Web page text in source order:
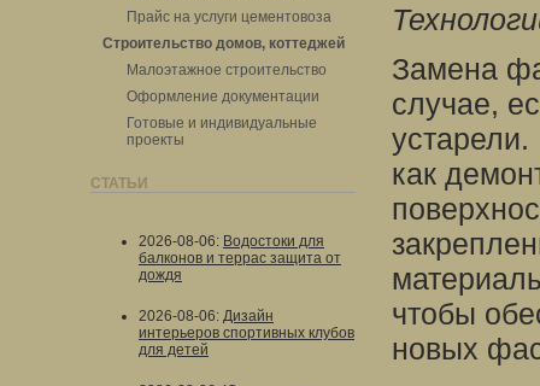
Прайс на услуги цементовоза
Строительство домов, коттеджей
Малоэтажное строительство
Оформление документации
Готовые и индивидуальные
проекты
СТАТЬИ
2026-08-06: Водостоки для
балконов и террас защита от
дождя
2026-08-06: Дизайн
интерьеров спортивных клубов
для детей
Замена
случае,
как
чтобы
новых